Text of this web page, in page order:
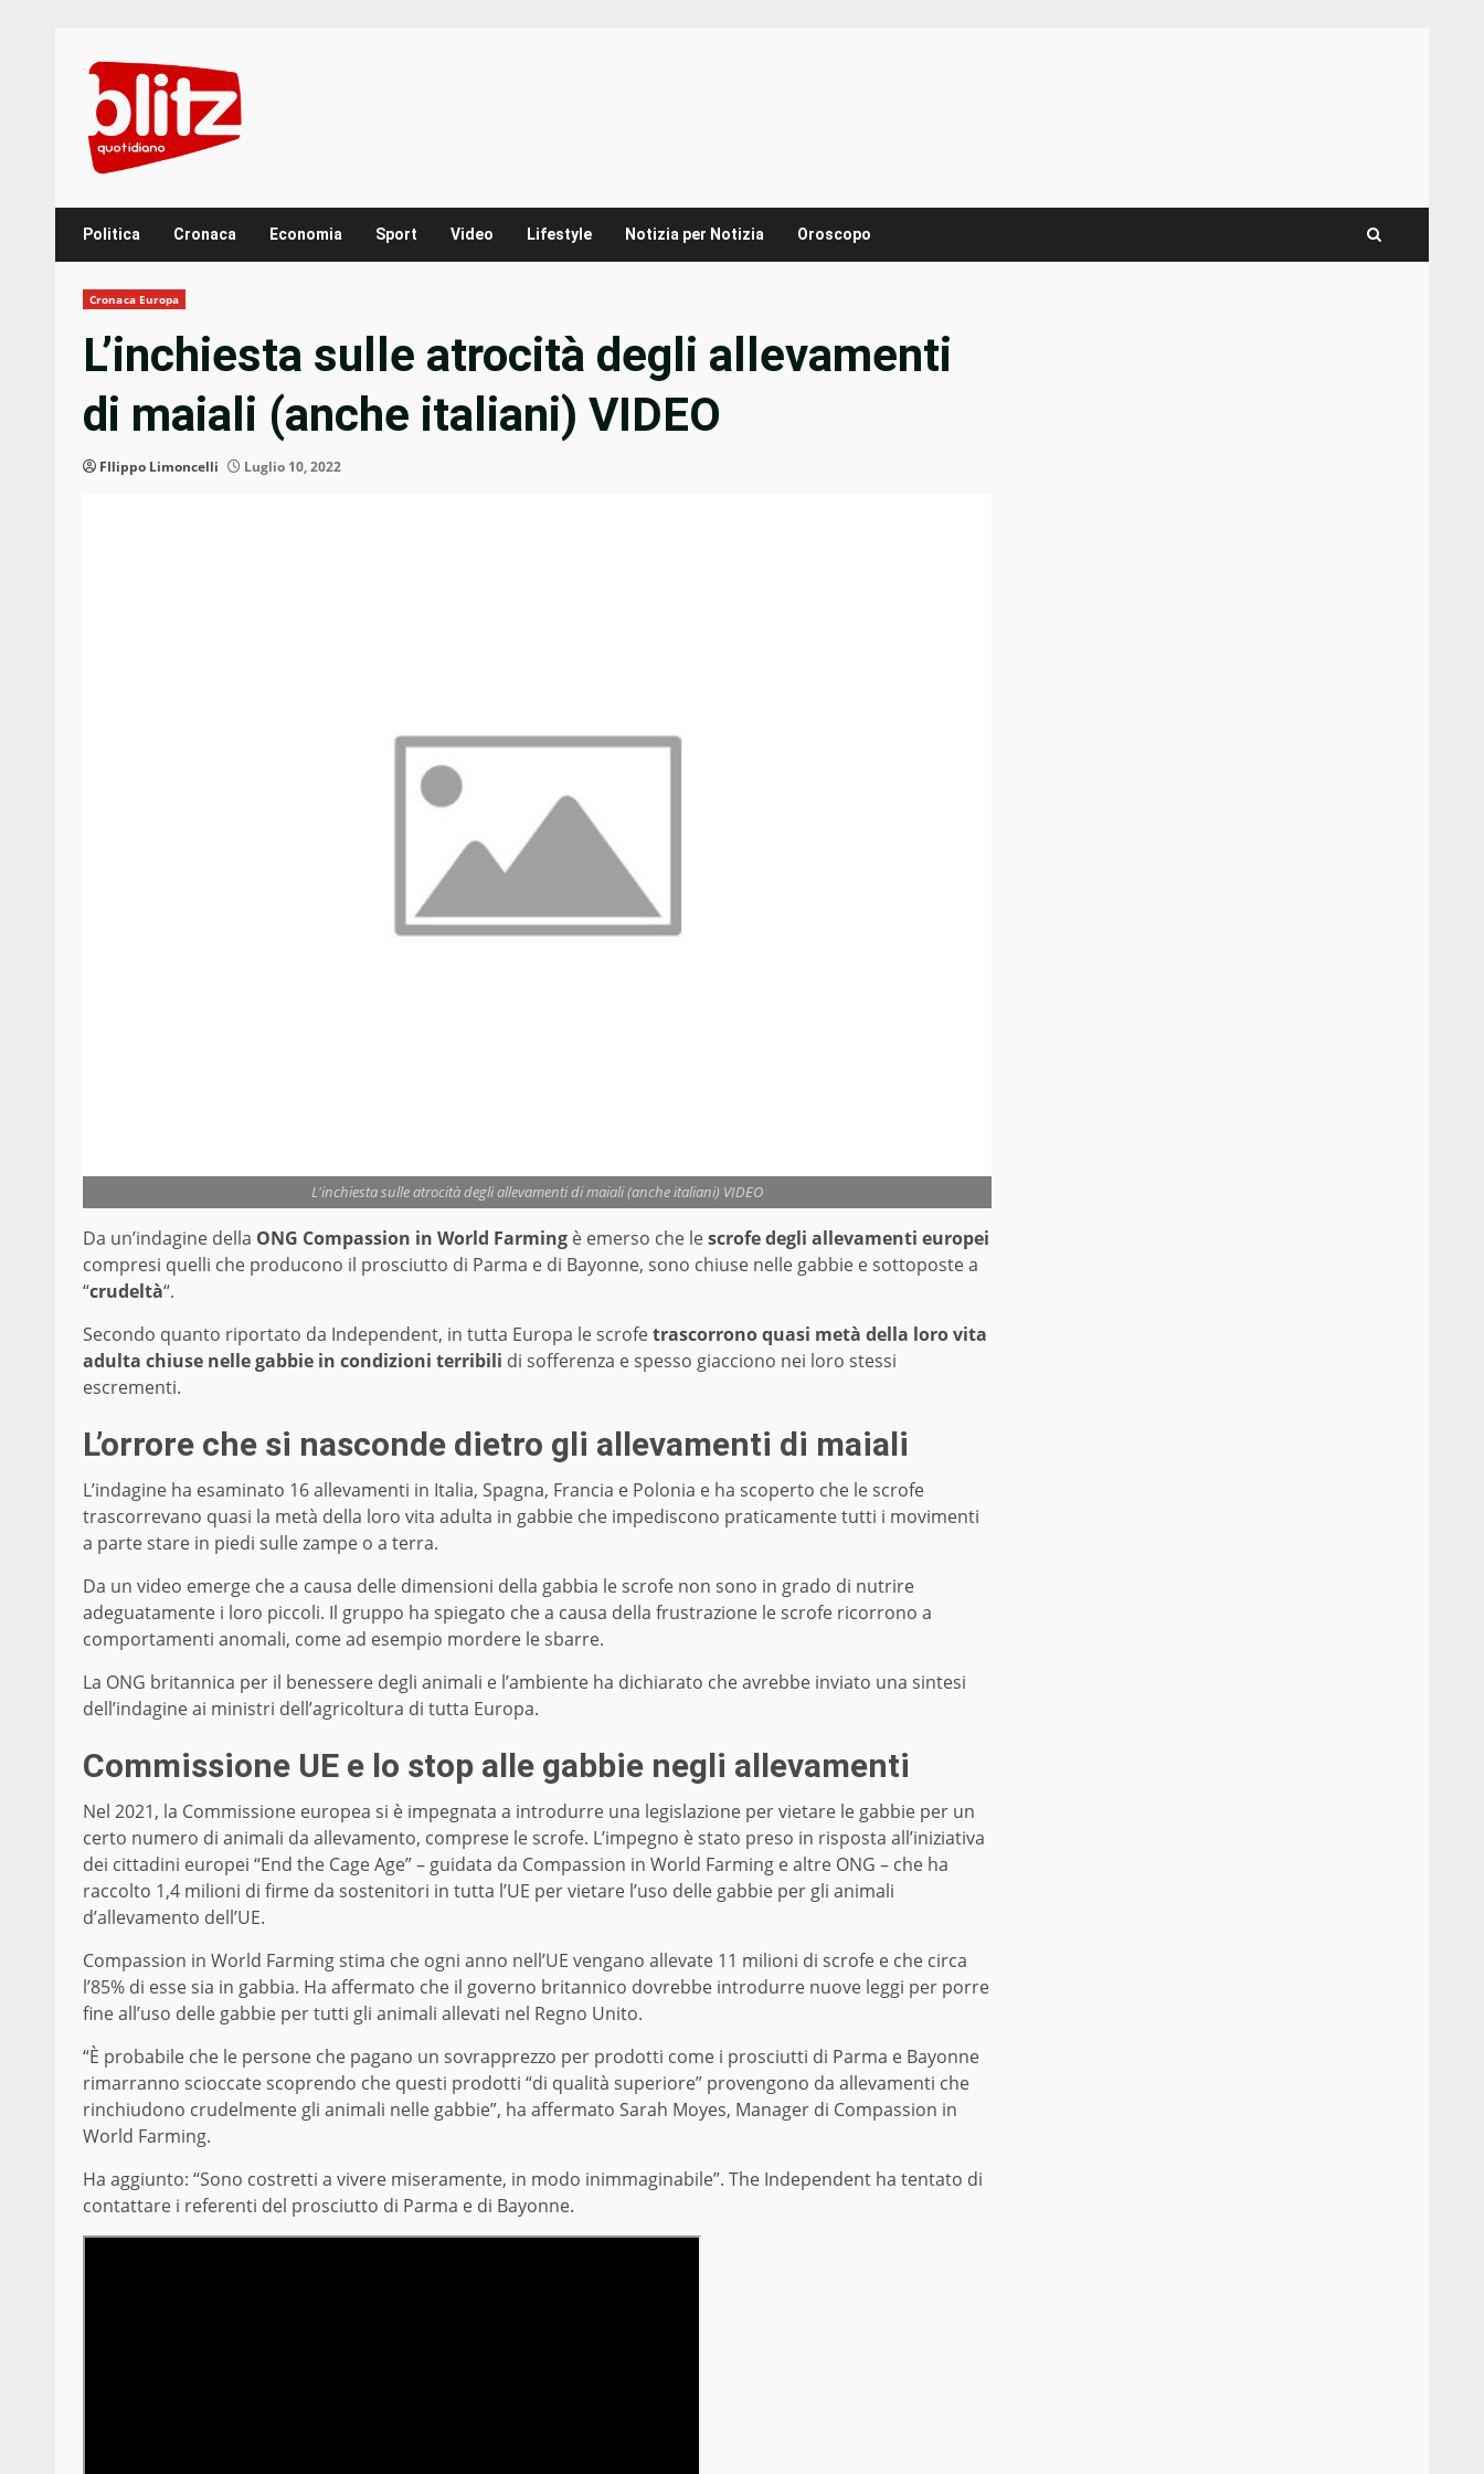
content
Politica Cronaca Economia Sport Video Lifestyle Notizia per Notizia Oroscopo
Cronaca Europa
L’inchiesta sulle atrocità degli allevamenti
di maiali (anche italiani) VIDEO
FIlippo Limoncelli Luglio 10, 2022
L'inchiesta sulle atrocità degli allevamenti di maiali (anche italiani) VIDEO
Da un’indagine della ONG Compassion in World Farming è emerso che lescrofe degli allevamenti europei
compresi quelli che producono il prosciutto di Parma e di Bayonne, sono chiuse nelle gabbie e sottoposte a
“crudeltà“.
Secondo quanto riportato da Independent, in tutta Europa le scrofetrascorrono quasi metà della loro vita
adulta chiuse nelle gabbie in condizioni terribili di sofferenza e spesso giacciono nei loro stessi
escrementi.
L’orrore che si nasconde dietro gli allevamenti di maiali
L’indagine ha esaminato 16 allevamenti in Italia, Spagna, Francia e Polonia e ha scoperto che le scrofe
trascorrevano quasi la metà della loro vita adulta in gabbie che impediscono praticamente tutti i movimenti
a parte stare in piedi sulle zampe o a terra.
Da un video emerge che a causa delle dimensioni della gabbia le scrofe non sono in grado di nutrire
adeguatamente i loro piccoli. Il gruppo ha spiegato che a causa della frustrazione le scrofe ricorrono a
comportamenti anomali, come ad esempio mordere le sbarre.
La ONG britannica per il benessere degli animali e l’ambiente ha dichiarato che avrebbe inviato una sintesi
dell’indagine ai ministri dell’agricoltura di tutta Europa.
Commissione UE e lo stop alle gabbie negli allevamenti
Nel 2021, la Commissione europea si è impegnata a introdurre una legislazione per vietare le gabbie per un
certo numero di animali da allevamento, comprese le scrofe. L’impegno è stato preso in risposta all’iniziativa
dei cittadini europei “End the Cage Age” – guidata da Compassion in World Farming e altre ONG – che ha
raccolto 1,4 milioni di firme da sostenitori in tutta l’UE per vietare l’uso delle gabbie per gli animali
d’allevamento dell’UE.
Compassion in World Farming stima che ogni anno nell’UE vengano allevate 11 milioni di scrofe e che circa
l’85% di esse sia in gabbia. Ha affermato che il governo britannico dovrebbe introdurre nuove leggi per porre
fine all’uso delle gabbie per tutti gli animali allevati nel Regno Unito.
“È probabile che le persone che pagano un sovrapprezzo per prodotti come i prosciutti di Parma e Bayonne
rimarranno scioccate scoprendo che questi prodotti “di qualità superiore” provengono da allevamenti che
rinchiudono crudelmente gli animali nelle gabbie”, ha affermato Sarah Moyes, Manager di Compassion in
World Farming.
Ha aggiunto: “Sono costretti a vivere miseramente, in modo inimmaginabile”. The Independent ha tentato di
contattare i referenti del prosciutto di Parma e di Bayonne.